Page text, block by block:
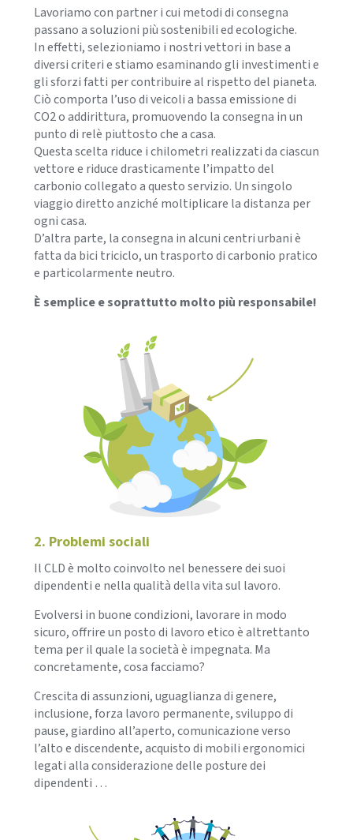
Lavoriamo con partner i cui metodi di consegna
passano a soluzioni più sostenibili ed ecologiche.
In effetti, selezioniamo i nostri vettori in base a
diversi criteri e stiamo esaminando gli investimenti e
gli sforzi fatti per contribuire al rispetto del pianeta.
Ciò comporta l’uso di veicoli a bassa emissione di
CO2 o addirittura, promuovendo la consegna in un
punto di relè piuttosto che a casa.
Questa scelta riduce i chilometri realizzati da ciascun
vettore e riduce drasticamente l’impatto del
carbonio collegato a questo servizio. Un singolo
viaggio diretto anziché moltiplicare la distanza per
ogni casa.
D’altra parte, la consegna in alcuni centri urbani è
fatta da bici triciclo, un trasporto di carbonio pratico
e particolarmente neutro.
È semplice e soprattutto molto più responsabile!
2. Problemi sociali
Il CLD è molto coinvolto nel benessere dei suoi
dipendenti e nella qualità della vita sul lavoro.
Evolversi in buone condizioni, lavorare in modo
sicuro, offrire un posto di lavoro etico è altrettanto
tema per il quale la società è impegnata. Ma
concretamente, cosa facciamo?
Crescita di assunzioni, uguaglianza di genere,
inclusione, forza lavoro permanente, sviluppo di
pause, giardino all’aperto, comunicazione verso
l’alto e discendente, acquisto di mobili ergonomici
legati alla considerazione delle posture dei
dipendenti …